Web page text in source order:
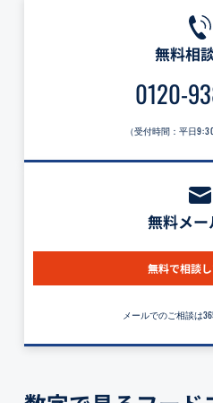
無料相
0120-
（受付時間：平日
無料メー
無料で相談
メールでのご相談は